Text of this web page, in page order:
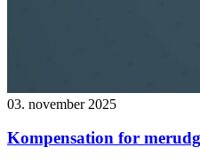
03. november 2025
Kompensation for